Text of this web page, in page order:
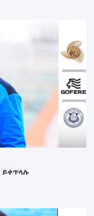
ይቀጥላሉ